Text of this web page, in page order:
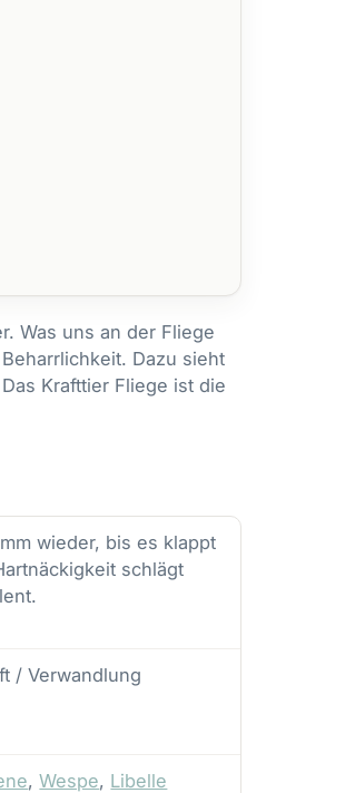
Was uns an der Fliege
Dazu sieht
Krafttier Fliege ist die
wieder, bis es klappt
schlägt
/ Verwandlung
,Wespe, Libelle